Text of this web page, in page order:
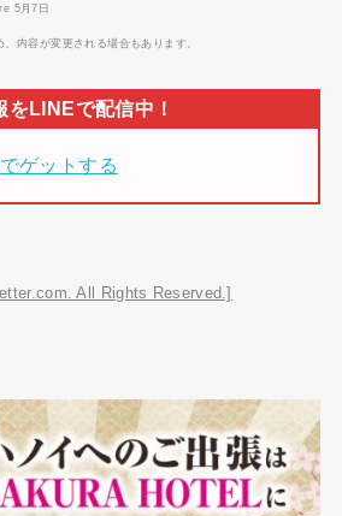
5月7日
内容が変更される場合もあります。
でゲットする
All Rights Reserved.]